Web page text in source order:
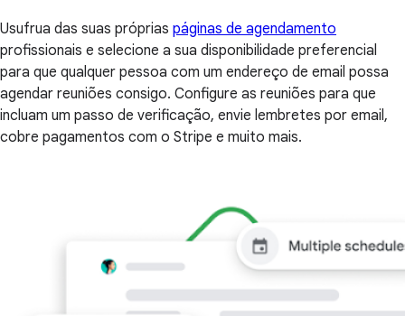
Usufrua das suas próprias páginas de agendamento
profissionais e selecione a sua disponibilidade preferencial
para que qualquer pessoa com um endereço de email possa
agendar reuniões consigo. Configure as reuniões para que
incluam um passo de verificação, envie lembretes por email,
cobre pagamentos com o Stripe e muito mais.